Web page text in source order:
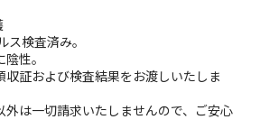
検査済み。
性。
証および検査結果をお渡しいたしま
外は一切請求いたしませんので、ご安心